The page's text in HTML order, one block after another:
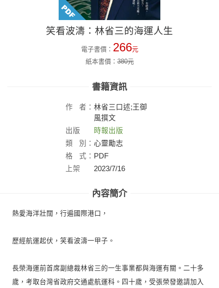
笑看波濤：林省三的海運人生
電子書價： 266元
紙本書價：380元
書籍資訊
作 者： 林省三口述;王御
風撰文
出版
社：
時報出版
類
別： 心靈勵志
格
式： PDF
上架
2023/7/16
內容簡介
熱愛海洋壯闊，行遍國際港口，
歷經航運起伏，笑看波濤一甲子。
長榮海運前首席副總裁林省三的一生事業都與海運有關。二十多
歲，考取台灣省政府交通處航運科。四十歲，受張榮發邀請加入